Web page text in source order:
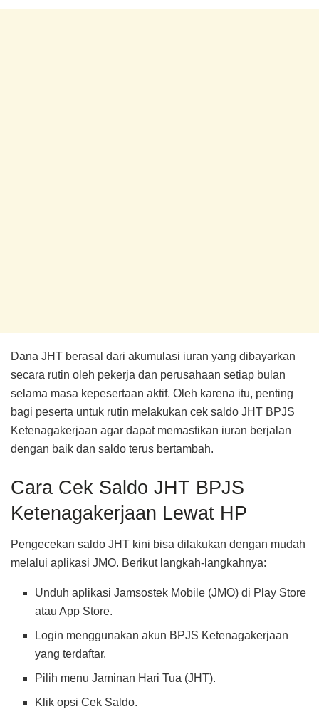
Dana JHT berasal dari akumulasi iuran yang dibayarkan
secara rutin oleh pekerja dan perusahaan setiap bulan
selama masa kepesertaan aktif. Oleh karena itu, penting
bagi peserta untuk rutin melakukan cek saldo JHT BPJS
Ketenagakerjaan agar dapat memastikan iuran berjalan
dengan baik dan saldo terus bertambah.
Cara Cek Saldo JHT BPJS
Ketenagakerjaan Lewat HP
Pengecekan saldo JHT kini bisa dilakukan dengan mudah
melalui aplikasi JMO. Berikut langkah-langkahnya:
Unduh aplikasi Jamsostek Mobile (JMO) di Play Store
atau App Store.
Login menggunakan akun BPJS Ketenagakerjaan
yang terdaftar.
Pilih menu Jaminan Hari Tua (JHT).
Klik opsi Cek Saldo.